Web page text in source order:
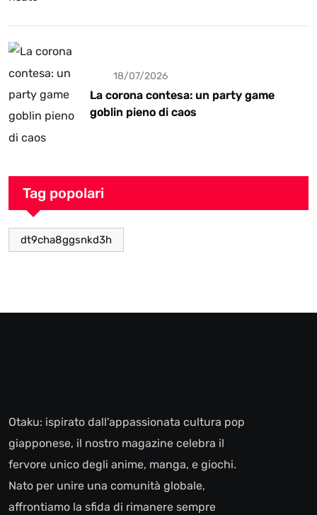
18/07/2026
La corona contesa: un party game
goblin pieno di caos
Tag popolari
dt9cha8ggsnkd3h
Otaku: ispirato dall'appassionata cultura pop
giapponese, il nostro magazine celebra il
fervore unico degli anime, manga, e giochi.
Nato per unire una comunità globale,
affrontiamo la sfida di rimanere sempre